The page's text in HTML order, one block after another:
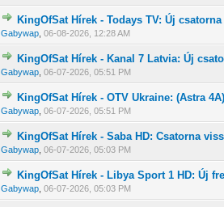
KingOfSat Hírek - Todays TV: Új csatorna
Gabywap ,06-08-2026, 12:28 AM
0 Szavazat - 01
KingOfSat Hírek - Kanal 7 Latvia: Új
Gabywap ,06-07-2026, 05:51 PM
0 Szavazat - 01
KingOfSat Hírek - OTV Ukraine: (Astra 4A)
Gabywap ,06-07-2026, 05:51 PM
0 Szavazat - 01
KingOfSat Hírek - Saba HD: Csatorna
Gabywap ,06-07-2026, 05:03 PM
0 Szavazat - 01
KingOfSat Hírek - Libya Sport 1 HD: Új
Gabywap ,06-07-2026, 05:03 PM
0 Szavazat - 01